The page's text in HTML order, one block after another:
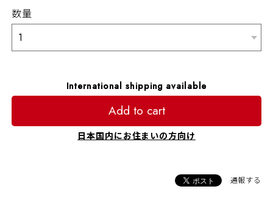
数量
International shipping available
Add to cart
日本国内にお住まいの方向け
通報する